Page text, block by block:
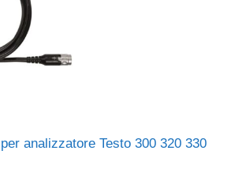
analizzatore Testo 300 320 330